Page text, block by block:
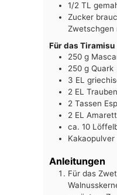
1/2 TL
Zucker
Zwetschgen
Für das Tiramisu
250 g
250 g Quark
3 EL
2 EL
2 Tassen
2 EL
ca. 10
Anleitungen
Für das